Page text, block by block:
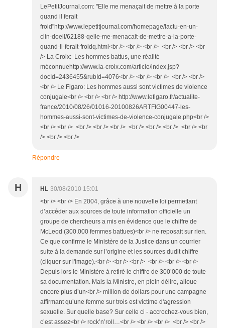
LePetitJournal.com: "Elle me menaçait de mettre à la porte
quand il ferait
froid"http://www.lepetitjournal.com/homepage/lactu-en-un-
clin-doeil/62188-qelle-me-menacait-de-mettre-a-la-porte-
quand-il-ferait-froidq.html<br /> <br /> <br /> <br /> <br /> <br
/> La Croix: Les hommes battus, une réalité
méconnuehttp://www.la-croix.com/article/index.jsp?
docId=2436455&rubId=4076<br /> <br /> <br /> <br /> <br />
<br /> Le Figaro: Les hommes aussi sont victimes de violence
conjugale<br /> <br /> <br /> http://www.lefigaro.fr/actualite-
france/2010/08/26/01016-20100826ARTFIG00447-les-
hommes-aussi-sont-victimes-de-violence-conjugale.php<br />
<br /> <br /> <br /> <br /> <br /> <br /> <br /> <br /> <br /> <br
/> <br /> <br />
Répondre
H HL 30/08/2010 15:01
<br /> <br /> En 2004, grâce à une nouvelle loi permettant
d’accéder aux sources de toute information officielle un
groupe de chercheurs a mis en évidence que le chiffre de
McLeod (300.000 femmes battues)<br /> ne reposait sur rien.
Ce que confirme le Ministère de la Justice dans un courrier
suite à la demande sur l’origine et les sources dudit chiffre
(cliquer sur l'image).<br /> <br /> <br /> <br /> <br /> <br />
Depuis lors le Ministère à retiré le chiffre de 300’000 de toute
sa documentation. Mais la Ministre, en plein délire, alloue
encore plus d’un<br /> million de dollars pour une campagne
affirmant qu’une femme sur trois est victime d'agression
sexuelle. Sur quelle base? Sur celle ci - accrochez-vous bien,
c’est assez<br /> rock’n’roll…<br /> <br /> <br /> <br /> <br />